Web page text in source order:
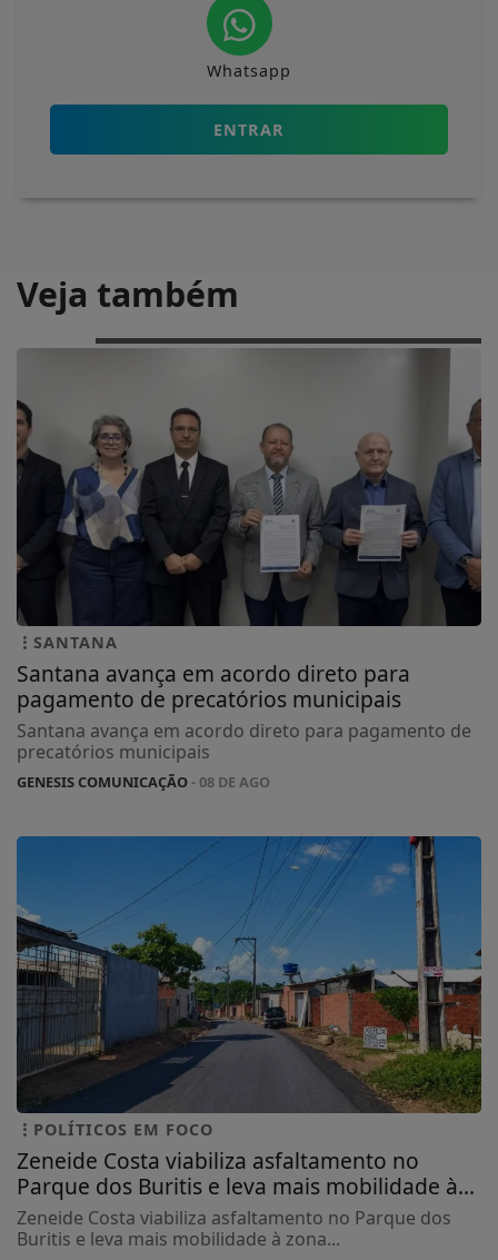
Whatsapp
ENTRAR
Veja também
SANTANA
Santana avança em acordo direto para
pagamento de precatórios municipais
Santana avança em acordo direto para pagamento de
precatórios municipais
GENESIS COMUNICAÇÃO- 08 DE AGO
POLÍTICOS EM FOCO
Zeneide Costa viabiliza asfaltamento no
Parque dos Buritis e leva mais mobilidade à...
Zeneide Costa viabiliza asfaltamento no Parque dos
Buritis e leva mais mobilidade à zona...